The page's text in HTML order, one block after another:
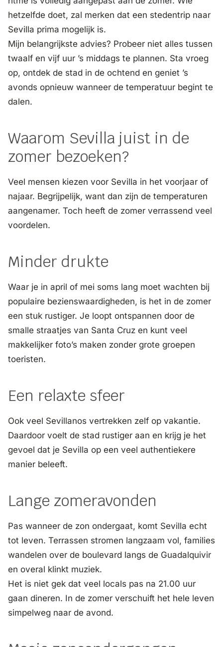
hetzelfde doet, zal merken dat een stedentrip naar
Sevilla prima mogelijk is.
Mijn belangrijkste advies? Probeer niet alles tussen
twaalf en vijf uur ’s middags te plannen. Sta vroeg
op, ontdek de stad in de ochtend en geniet ’s
avonds opnieuw wanneer de temperatuur begint te
dalen.
Waarom Sevilla juist in de
zomer bezoeken?
Veel mensen kiezen voor Sevilla in het voorjaar of
najaar. Begrijpelijk, want dan zijn de temperaturen
aangenamer. Toch heeft de zomer verrassend veel
voordelen.
Minder drukte
Waar je in april of mei soms lang moet wachten bij
populaire bezienswaardigheden, is het in de zomer
een stuk rustiger. Je loopt ontspannen door de
smalle straatjes van Santa Cruz en kunt veel
makkelijker foto’s maken zonder grote groepen
toeristen.
Een relaxte sfeer
Ook veel Sevillanos vertrekken zelf op vakantie.
Daardoor voelt de stad rustiger aan en krijg je het
gevoel dat je Sevilla op een veel authentiekere
manier beleeft.
Lange zomeravonden
Pas wanneer de zon ondergaat, komt Sevilla echt
tot leven. Terrassen stromen langzaam vol, families
wandelen over de boulevard langs de Guadalquivir
en overal klinkt muziek.
Het is niet gek dat veel locals pas na 21.00 uur
gaan dineren. In de zomer verschuift het hele leven
simpelweg naar de avond.